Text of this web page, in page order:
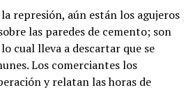
la represión, aún están los agujeros
las paredes de cemento; son
cual lleva a descartar que se
Los comerciantes los
y relatan las horas de